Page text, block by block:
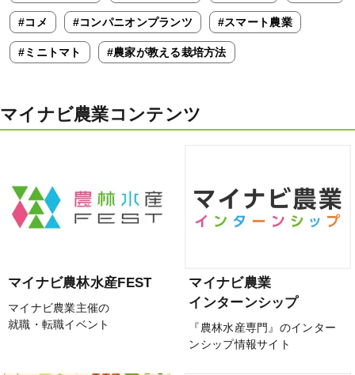
#コメ #コンパニオンプランツ #スマート農業
#ミニトマト #農家が教える栽培方法
マイナビ農業コンテンツ
マイナビ農林水産FEST
マイナビ農業主催の
就職・転職イベント
マイナビ農業
インターンシップ
『農林水産専門』のインター
ンシップ情報サイト